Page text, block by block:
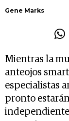
Gene Marks
Mientras la
anteojos
especialistas
pronto